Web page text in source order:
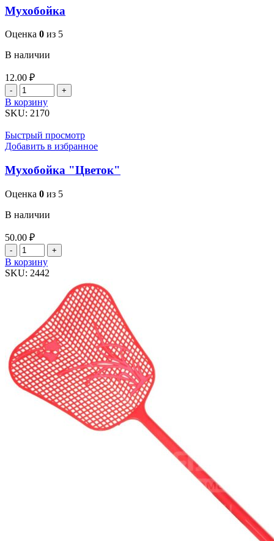
Мухобойка
Оценка 0 из 5
В наличии
12.00 ₽
Количество
товара
Мухобойка
В корзину
SKU: 2170
Быстрый просмотр
Добавить в избранное
Мухобойка "Цветок"
Оценка 0 из 5
В наличии
50.00 ₽
Количество
товара
Мухобойка
В корзину
SKU: 2442